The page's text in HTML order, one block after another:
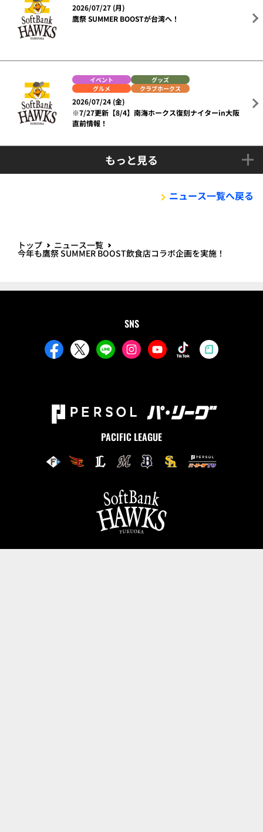
2026/07/27 (月)
鷹祭 SUMMER BOOSTが台湾へ！
イベント
グッズ
グルメ
クラブホークス
2026/07/24 (金)
※7/27更新【8/4】南海ホークス復刻ナイターin大阪
直前情報！
もっと見る
ニュース一覧へ戻る
トップ ニュース一覧
今年も鷹祭 SUMMER BOOST飲食店コラボ企画を実施！
SNS
PACIFIC LEAGUE